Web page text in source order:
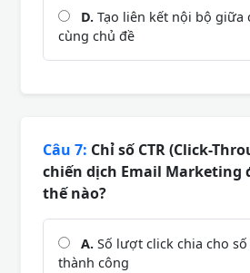
D. Tạo liên kết nội bộ giữa
cùng chủ đề
Câu 7: Chỉ số CTR (Click-
chiến dịch Email
thế nào?
A. Số lượt click chia cho
thành công